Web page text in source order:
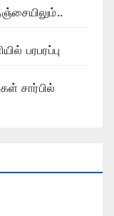
பரபரப்பு
சார்பில்